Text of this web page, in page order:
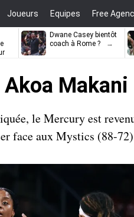
Joueurs Equipes Free
Dwane Casey bientôt
coach à Rome ?
le Mercury est
face aux Mystics (88-